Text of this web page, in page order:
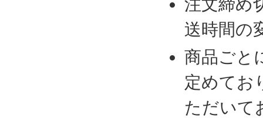
送時間の
商品ごと
定めてお
ただいて